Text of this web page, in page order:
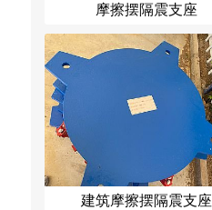
摩擦摆隔震支座
建筑摩擦摆隔震支座